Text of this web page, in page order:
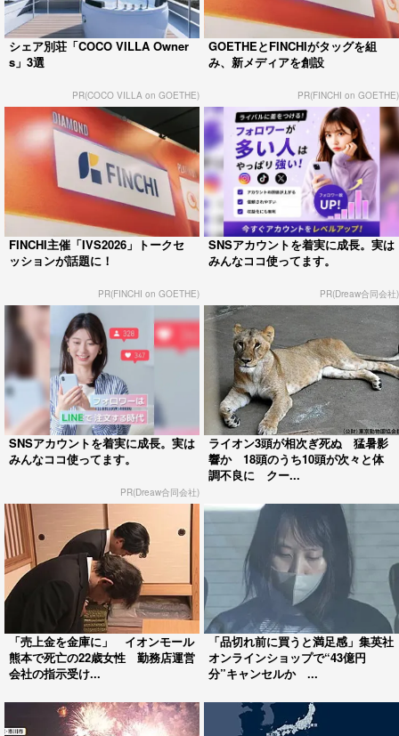
シェア別荘「COCO VILLA Owner
s」3選
PR(COCO VILLA on GOETHE)
GOETHEとFINCHIがタッグを組
み、新メディアを創設
PR(FINCHI on GOETHE)
FINCHI主催「IVS2026」トークセ
ッションが話題に！
PR(FINCHI on GOETHE)
SNSアカウントを着実に成長。実は
みんなココ使ってます。
PR(Dreaw合同会社)
SNSアカウントを着実に成長。実は
みんなココ使ってます。
PR(Dreaw合同会社)
ライオン3頭が相次ぎ死ぬ 猛暑影
響か 18頭のうち10頭が次々と体
調不良に クー...
「売上金を金庫に」 イオンモール
熊本で死亡の22歳女性 勤務店運営
会社の指示受け...
「品切れ前に買うと満足感」集英社
オンラインショップで“43億円
分”キャンセルか ...